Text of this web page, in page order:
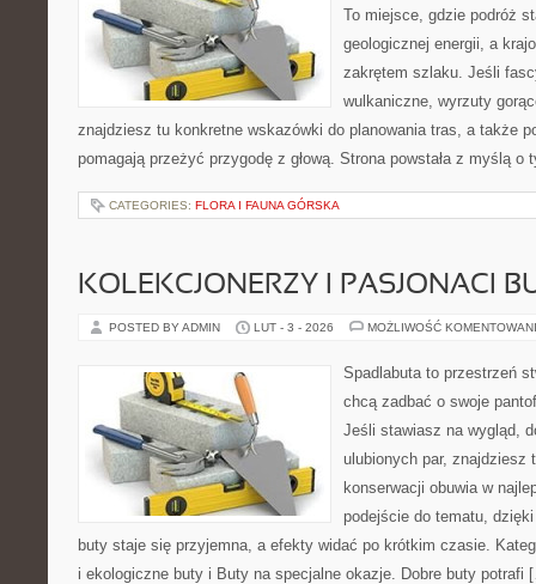
To miejsce, gdzie podróż
geologicznej energii, a
zakrętem szlaku. Jeśli
wulkaniczne, wyrzuty
znajdziesz tu konkretne wskazówki do planowania tras, a także
pomagają przeżyć przygodę z głową. Strona powstała z myślą
CATEGORIES: FLORA I FAUNA GÓRSKA
KOLEKCJONERZY I PASJONACI
POSTED BY ADMIN LUT - 3 - 2026 MOŻLIWOŚĆ
Spadlabuta to przestrzeń
chcą zadbać o swoje
Jeśli stawiasz na wygląd,
ulubionych par, znajdziesz
konserwacji obuwia w
podejście do tematu,
buty staje się przyjemna, a efekty widać po krótkim czasie.
i ekologiczne buty i Buty na specjalne okazje. Dobre buty potrafi